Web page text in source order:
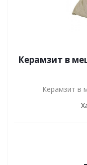
Керамзит в
Керамзит в